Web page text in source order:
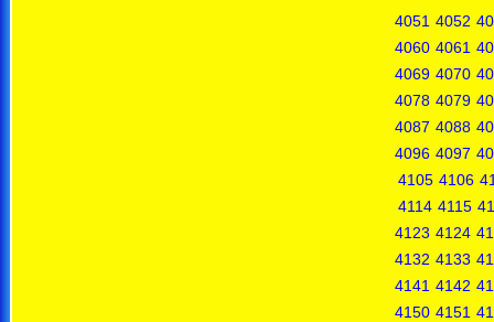
4051 4052
4060 4061
4069 4070
4078 4079
4087 4088
4096 4097
4105 4106
4114 4115
4123 4124
4132 4133
4141 4142
4150 4151